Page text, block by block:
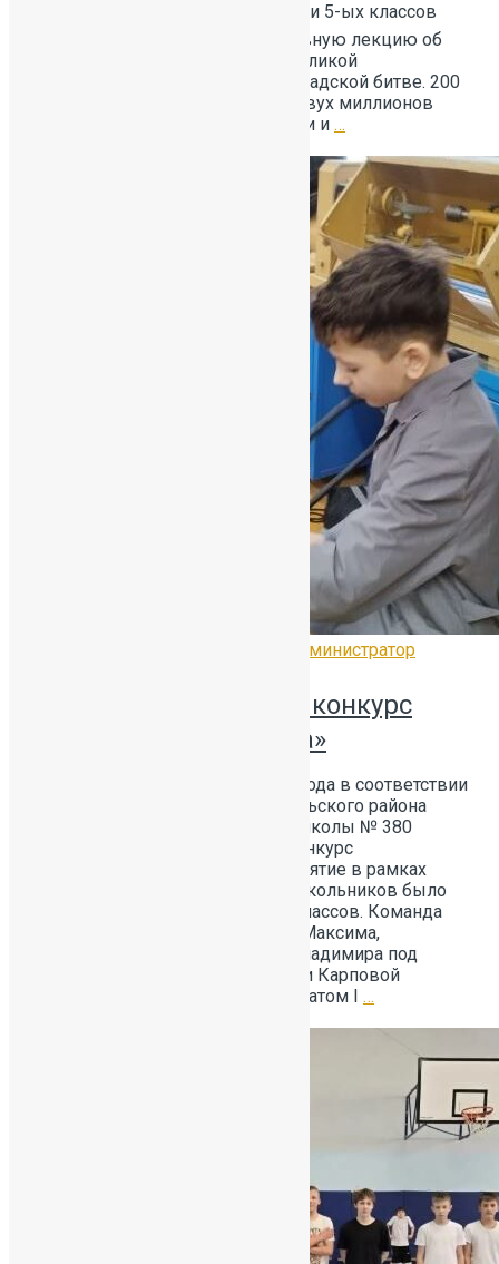
«Сталинградская битва».🪖Ученики 5-ых классов
внимательно слушали интерактивную лекцию об
одном из важнейших событий Великой
Отечественной войны — Сталинградской битве. 200
дней и ночей сражений, свыше двух миллионов
потерь со стороны Красной Армии и …
Администратор
Ежегодный районный конкурс
«Деревянные кружева»
НАШИ ПОБЕДЫ 28 января 2026 года в соответствии
с планом работы ИМЦ Красносельского района
Санкт‑Петербурга на базе ГБОУ школы № 380
прошел ежегодный районный конкурс
«Деревянные кружева».Мероприятие в рамках
технологического образования школьников было
организовано для учащихся 5‑х классов. Команда
нашей школы в составе Репина Максима,
Терентьева Алексея и Мошина Владимира под
руководством учителя технологии Карповой
Варвары Георгиевны стала лауреатом I …